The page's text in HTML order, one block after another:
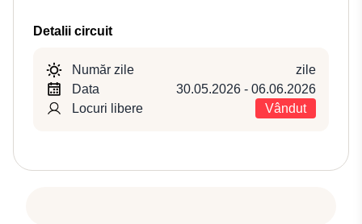
Detalii circuit
Număr zile
zile
Data
30.05.2026 - 06.06.2026
Locuri libere
Vândut